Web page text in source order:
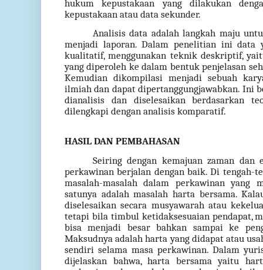
hukum kepustakaan yang dilakukan
kepustakaan atau data sekunder.
Analisis data adalah langkah maju
menjadi laporan. Dalam penelitian ini data
kualitatif, menggunakan teknik deskriptif,
yang diperoleh ke dalam bentuk penjelasan
Kemudian dikompilasi menjadi sebuah
ilmiah dan dapat dipertanggungjawabkan. Ini
dianalisis dan diselesaikan berdasarkan
dilengkapi dengan analisis komparatif.
HASIL DAN PEMBAHASAN
Seiring dengan kemajuan zaman dan
perkawinan berjalan dengan baik. Di tengah-
masalah-masalah dalam perkawinan yang
satunya adalah masalah harta bersama.
diselesaikan secara musyawarah atau
tetapi bila timbul ketidaksesuaian pendapat,
bisa menjadi besar bahkan sampai ke
Maksudnya adalah harta yang didapat atau
sendiri selama masa perkawinan. Dalam
dijelaskan bahwa, harta bersama yaitu